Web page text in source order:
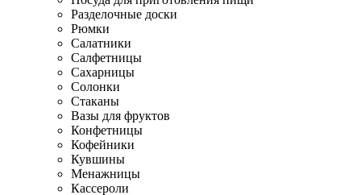
Разделочные доски
Рюмки
Салатники
Салфетницы
Сахарницы
Солонки
Стаканы
Вазы для фруктов
Конфетницы
Кофейники
Кувшины
Менажницы
Кассероли